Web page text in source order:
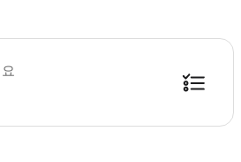
따라 소요 시간이 다를 수 있으니, 예약 시